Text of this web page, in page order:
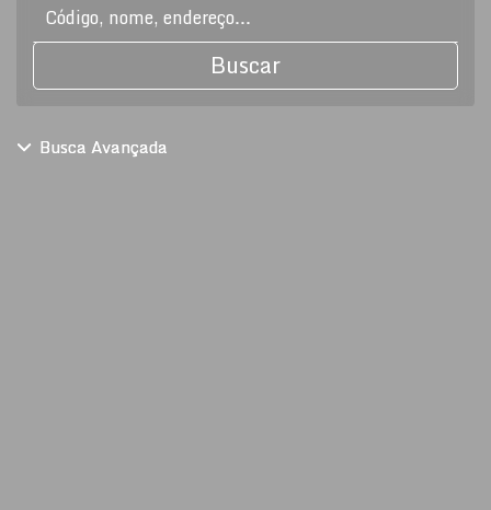
Buscar
Busca Avançada